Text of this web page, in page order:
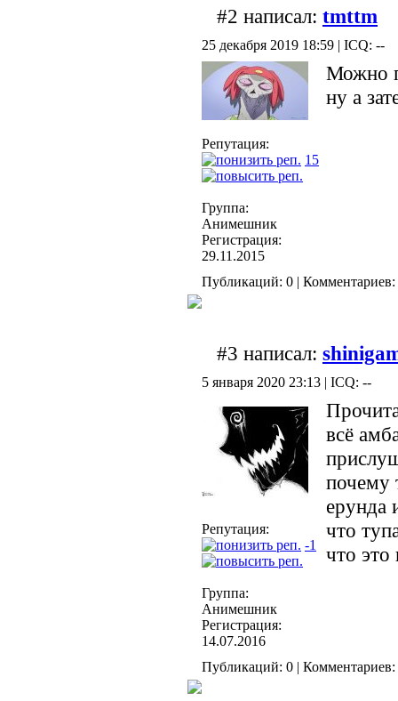
#2 написал: tmttm
25 декабря 2019 18:59 | ICQ: --
Репутация:
15
Группа:
Анимешник
Регистрация:
29.11.2015
Можно
ну а
Публикаций: 0 | Комментариев:
#3 написал:
5 января 2020 23:13 | ICQ: --
Репутация:
-1
Группа:
Анимешник
Регистрация:
14.07.2016
всё
почему
ерунда
что
что это
Публикаций: 0 | Комментариев: